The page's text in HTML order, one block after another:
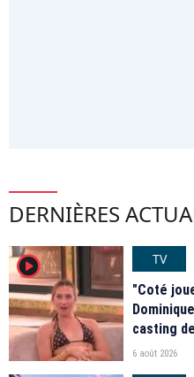
DERNIÈRES
player2
TV
"Coté
casting
6 août 2026